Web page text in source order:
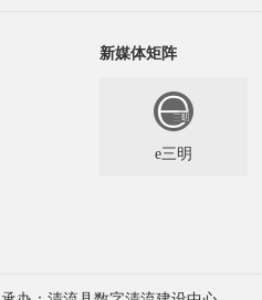
新媒体矩阵
e三明